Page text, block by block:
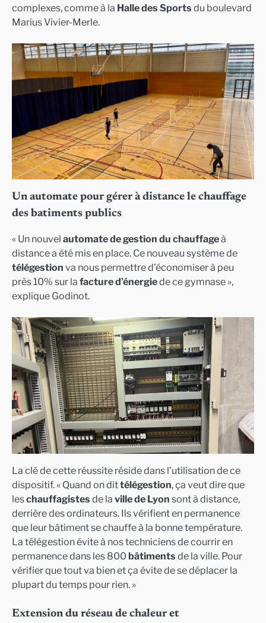
complexes, comme à la Halle des Sports du boulevard
Marius Vivier-Merle.
Un automate pour gérer à distance le chauffage
des batiments publics
« Un nouvel automate de gestion du chauffageà
distance a été mis en place. Ce nouveau système de
télégestion va nous permettre d’économiser à peu
près 10% sur la facture d’énergiede ce gymnase »,
explique Godinot.
La clé de cette réussite réside dans l’utilisation de ce
dispositif. « Quand on dittélégestion, ça veut dire que
leschauffagistes de la ville de Lyon sont à distance,
derrière des ordinateurs. Ils vérifient en permanence
que leur bâtiment se chauffe à la bonne température.
La télégestion évite à nos techniciens de courrir en
permanence dans les 800 bâtiments de la ville. Pour
vérifier que tout va bien et ça évite de se déplacer la
plupart du temps pour rien. »
Extension du réseau de chaleur et